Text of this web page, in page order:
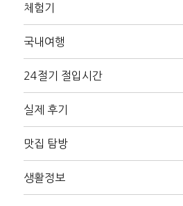
체험기
국내여행
24절기 절입시간
실제 후기
맛집 탐방
생활정보